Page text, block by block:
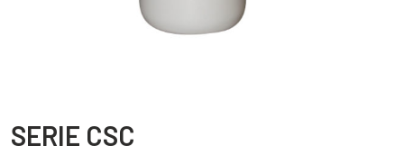
SERIE CSC